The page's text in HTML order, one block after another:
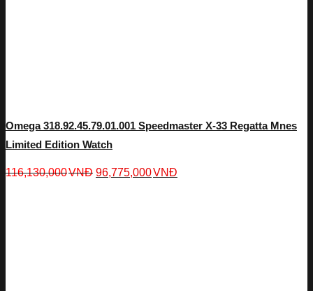
Omega 318.92.45.79.01.001 Speedmaster X-33 Regatta Mnes
Limited Edition Watch
116,130,000VNĐ 96,775,000VNĐ